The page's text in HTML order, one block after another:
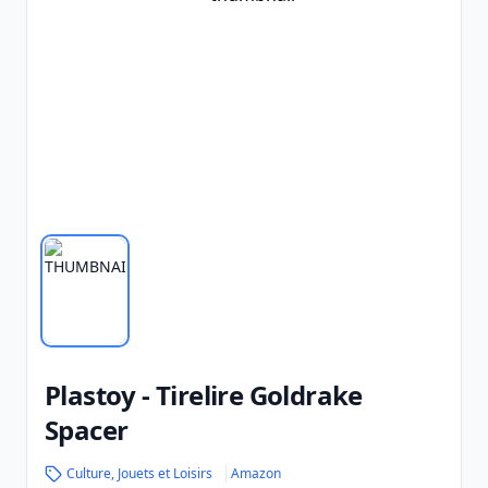
Plastoy - Tirelire Goldrake
Spacer
Culture, Jouets et Loisirs Amazon